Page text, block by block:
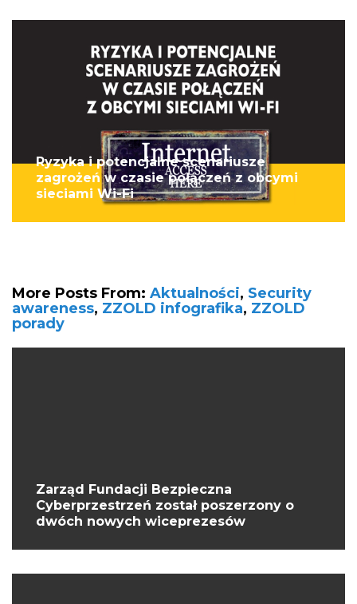
Ryzyka i potencjalne scenariusze
zagrożeń w czasie połączeń z obcymi
sieciami Wi-Fi
More Posts From: Aktualności, Security
awareness, ZZOLD infografika, ZZOLD
porady
Zarząd Fundacji Bezpieczna
Cyberprzestrzeń został poszerzony o
dwóch nowych wiceprezesów